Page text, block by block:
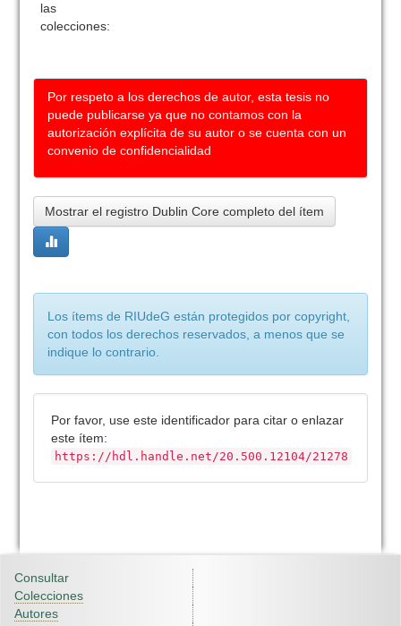
las
colecciones:
Por respeto a los derechos de autor, esta tesis no
puede publicarse ya que no contamos con la
autorización explícita de su autor o se cuenta con un
convenio de confidencialidad
Mostrar el registro Dublin Core completo del ítem
Los ítems de RIUdeG están protegidos por copyright,
con todos los derechos reservados, a menos que se
indique lo contrario.
Por favor, use este identificador para citar o enlazar
este ítem:
https://hdl.handle.net/20.500.12104/21278
Consultar
Colecciones
Autores